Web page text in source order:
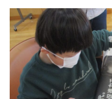
求人・ボランティア
アクセス